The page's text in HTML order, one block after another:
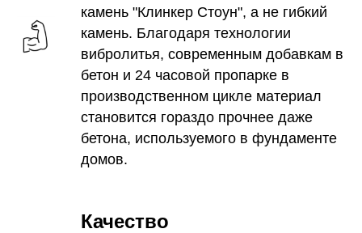
камень "Клинкер Стоун", а не гибкий
камень. Благодаря технологии
вибролитья, современным добавкам в
бетон и 24 часовой пропарке в
производственном цикле материал
становится гораздо прочнее даже
бетона, используемого в фундаменте
домов.
Качество